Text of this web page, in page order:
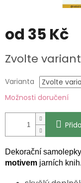
od 35 Kč
cena:
Zvolte
Varianta
Možnosti doručení
Dekorační
motivem jarních knih.